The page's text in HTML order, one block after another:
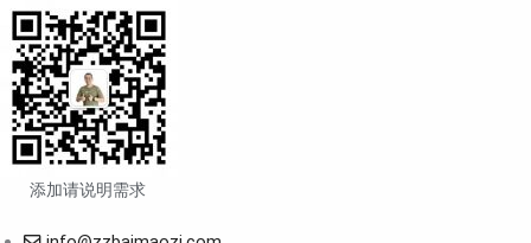
添加请说明需求